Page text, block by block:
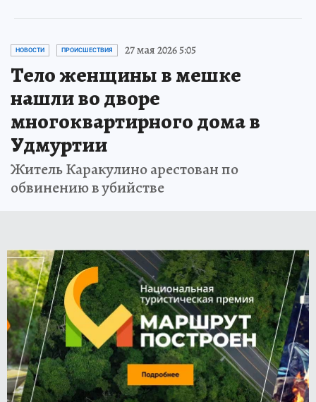
НОВОСТИ ПРОИСШЕСТВИЯ 27 мая 2026 5:05
Тело женщины в мешке
нашли во дворе
многоквартирного дома в
Удмуртии
Житель Каракулино арестован по
обвинению в убийстве